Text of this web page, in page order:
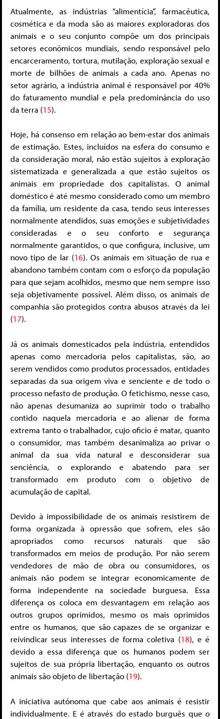
Atualmente, as indústrias “alimentícia”, farmacêutica,
cosmética e da moda são as maiores exploradoras dos
animais e o seu conjunto compõe um dos principais
setores econômicos mundiais, sendo responsável pelo
encarceramento, tortura, mutilação, exploração sexual e
morte de bilhões de animais a cada ano. Apenas no
setor agrário, a indústria animal é responsável por 40%
do faturamento mundial e pela predominância do uso
da terra (15).
Hoje, há consenso em relação ao bem-estar dos animais
de estimação. Estes, incluídos na esfera do consumo e
da consideração moral, não estão sujeitos à exploração
sistematizada e generalizada a que estão sujeitos os
animais em propriedade dos capitalistas. O animal
doméstico é até mesmo considerado como um membro
da família, um residente da casa, tendo seus interesses
normalmente atendidos, suas emoções e subjetividades
consideradas e o seu conforto e segurança
normalmente garantidos, o que configura, inclusive, um
novo tipo de lar (16). Os animais em situação de rua e
abandono também contam com o esforço da população
para que sejam acolhidos, mesmo que nem sempre isso
seja objetivamente possível. Além disso, os animais de
companhia são protegidos contra abusos através da lei
(17).
Já os animais domesticados pela indústria, entendidos
apenas como mercadoria pelos capitalistas, são, ao
serem vendidos como produtos processados, entidades
separadas da sua origem viva e senciente e de todo o
processo nefasto de produção. O fetichismo, nesse caso,
não apenas desumaniza ao suprimir todo o trabalho
contido naquela mercadoria e ao alienar de forma
extrema tanto o trabalhador, cujo oficio é matar, quanto
o consumidor, mas também desanimaliza ao privar o
animal da sua vida natural e desconsiderar sua
senciência, o explorando e abatendo para ser
transformado em produto com o objetivo de
acumulação de capital.
Devido à impossibilidade de os animais resistirem de
forma organizada à opressão que sofrem, eles são
apropriados como recursos naturais que são
transformados em meios de produção. Por não serem
vendedores de mão de obra ou consumidores, os
animais não podem se integrar economicamente de
forma independente na sociedade burguesa. Essa
diferença os coloca em desvantagem em relação aos
outros grupos oprimidos, mesmo os mais oprimidos
entre os humanos, que são capazes de se organizar e
reivindicar seus interesses de forma coletiva (18), e é
devido a essa diferença que os humanos podem ser
sujeitos de sua própria libertação, enquanto os outros
animais são objeto de libertação (19).
A iniciativa autônoma que cabe aos animais é resistir
individualmente. E é através do estado burguês que o